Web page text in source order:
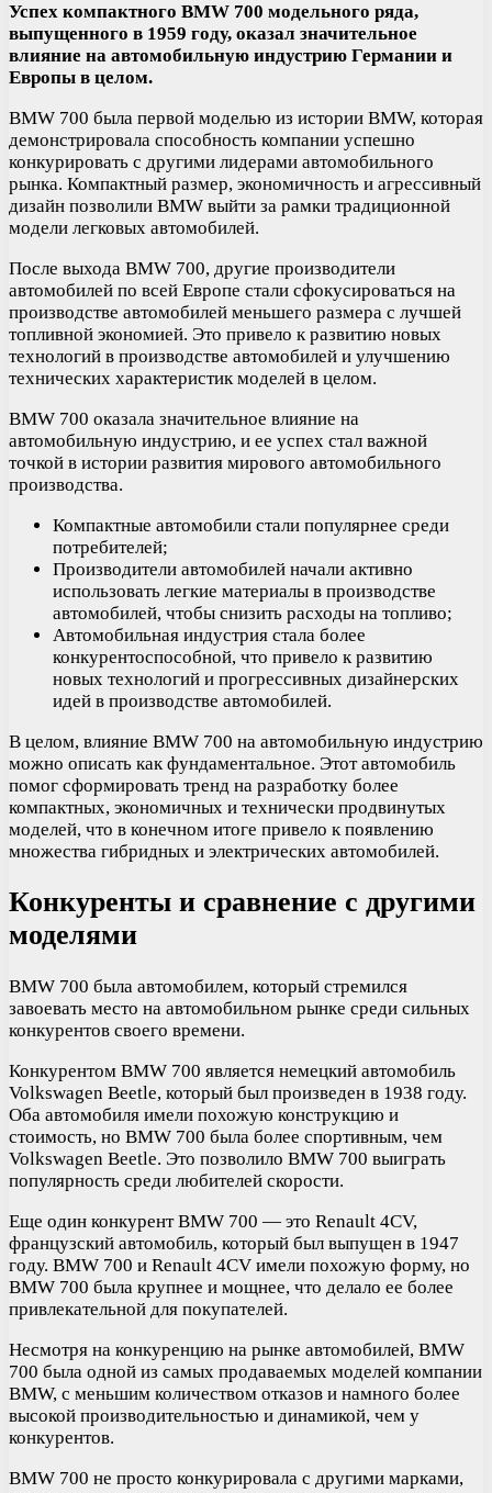
Успех компактного BMW 700 модельного ряда,
выпущенного в 1959 году, оказал значительное
влияние на автомобильную индустрию Германии и
Европы в целом.
BMW 700 была первой моделью из истории BMW, которая
демонстрировала способность компании успешно
конкурировать с другими лидерами автомобильного
рынка. Компактный размер, экономичность и агрессивный
дизайн позволили BMW выйти за рамки традиционной
модели легковых автомобилей.
После выхода BMW 700, другие производители
автомобилей по всей Европе стали сфокусироваться на
производстве автомобилей меньшего размера с лучшей
топливной экономией. Это привело к развитию новых
технологий в производстве автомобилей и улучшению
технических характеристик моделей в целом.
BMW 700 оказала значительное влияние на
автомобильную индустрию, и ее успех стал важной
точкой в истории развития мирового автомобильного
производства.
Компактные автомобили стали популярнее среди
потребителей;
Производители автомобилей начали активно
использовать легкие материалы в производстве
автомобилей, чтобы снизить расходы на топливо;
Автомобильная индустрия стала более
конкурентоспособной, что привело к развитию
новых технологий и прогрессивных дизайнерских
идей в производстве автомобилей.
В целом, влияние BMW 700 на автомобильную индустрию
можно описать как фундаментальное. Этот автомобиль
помог сформировать тренд на разработку более
компактных, экономичных и технически продвинутых
моделей, что в конечном итоге привело к появлению
множества гибридных и электрических автомобилей.
Конкуренты и сравнение с другими
моделями
BMW 700 была автомобилем, который стремился
завоевать место на автомобильном рынке среди сильных
конкурентов своего времени.
Конкурентом BMW 700 является немецкий автомобиль
Volkswagen Beetle, который был произведен в 1938 году.
Оба автомобиля имели похожую конструкцию и
стоимость, но BMW 700 была более спортивным, чем
Volkswagen Beetle. Это позволило BMW 700 выиграть
популярность среди любителей скорости.
Еще один конкурент BMW 700 — это Renault 4CV,
французский автомобиль, который был выпущен в 1947
году. BMW 700 и Renault 4CV имели похожую форму, но
BMW 700 была крупнее и мощнее, что делало ее более
привлекательной для покупателей.
Несмотря на конкуренцию на рынке автомобилей, BMW
700 была одной из самых продаваемых моделей компании
BMW, с меньшим количеством отказов и намного более
высокой производительностью и динамикой, чем у
конкурентов.
BMW 700 не просто конкурировала с другими марками,